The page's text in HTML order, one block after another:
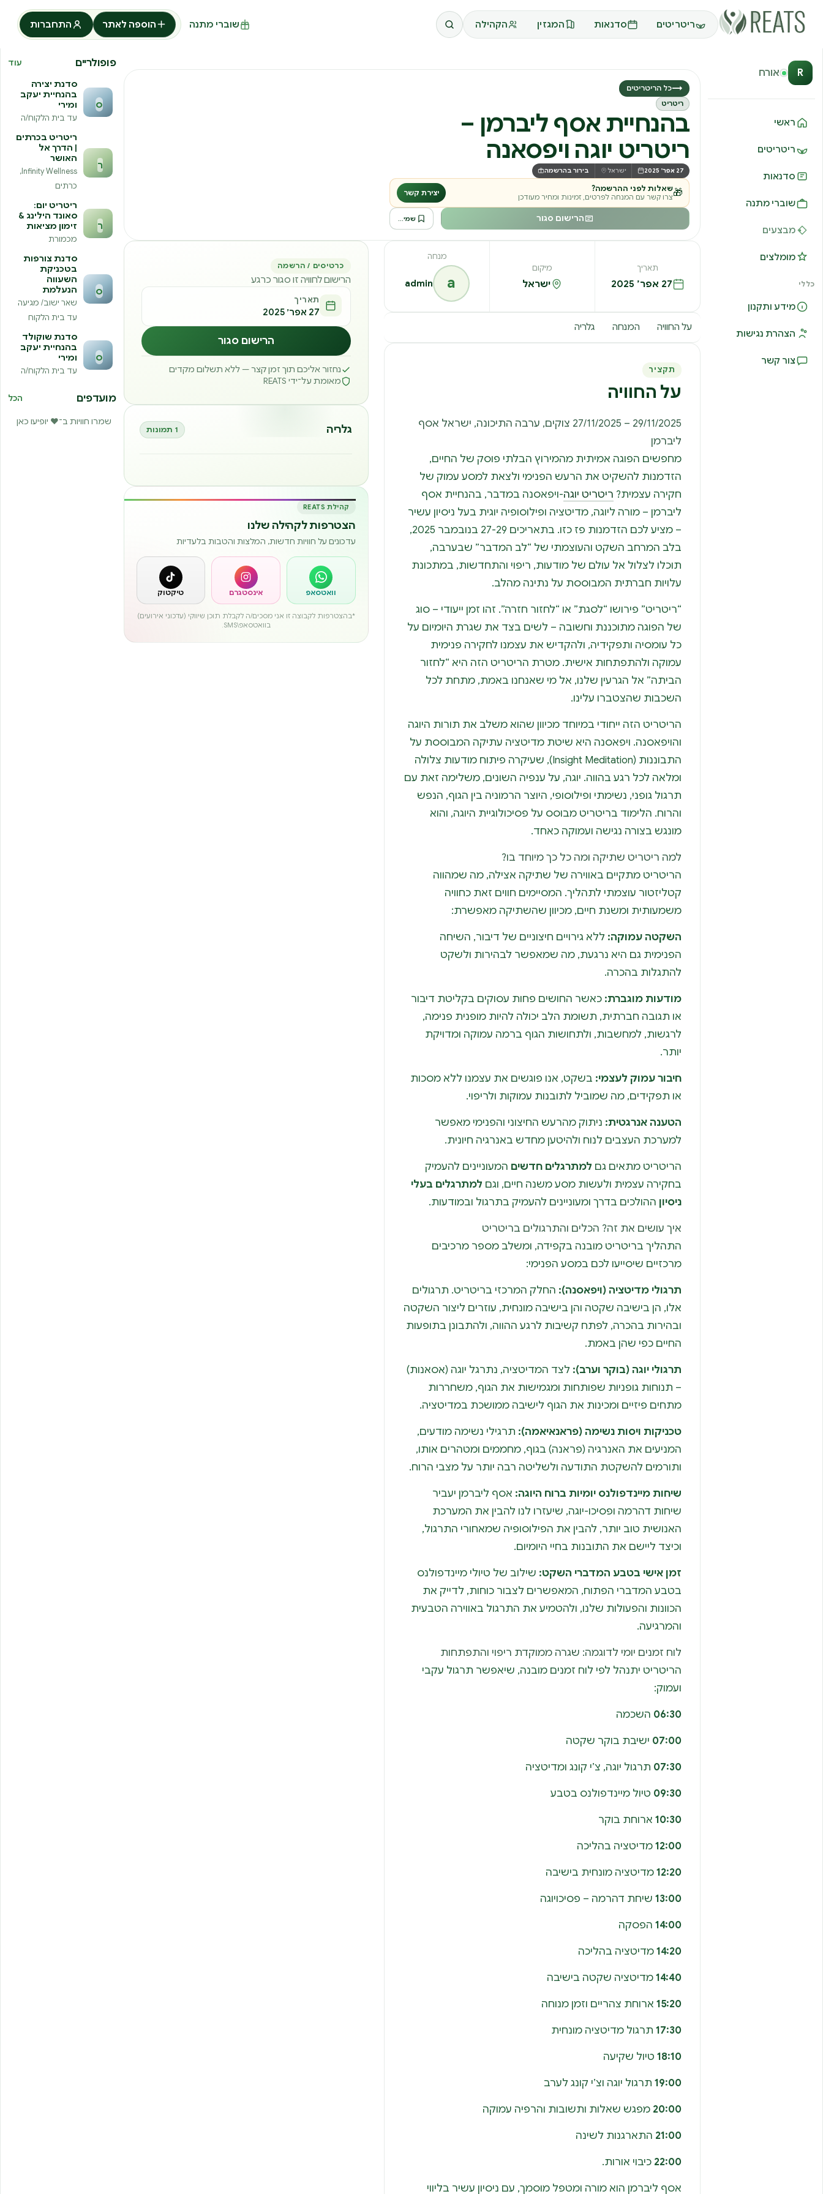
ריטריטים סדנאות המגזין הקהילה שוברי מתנה הוספה לאתר התחברות
R אורח
ראשי
ריטריטים
סדנאות
שוברי מתנה
מבצעים
מומלצים
כללי
מידע ותקנון
הצהרת נגישות
צור קשר
→כל הריטריטים
ריטריט
בהנחיית אסף ליברמן –
ריטריט יוגה ויפסאנה
27 אפר׳ 2025 ישראל בירור בהרשמה
🎁שאלות לפני ההרשמה?
צרו קשר עם המנחה לפרטים, זמינות ומחיר מעודכן
יצירת קשר
הרישום סגור שמירה לרשימה
תאריך
27 אפר׳ 2025
מיקום
ישראל
מנחה
a
admin
על החוויה המנחה גלריה
תקציר
על החוויה
29/11/2025 – 27/11/2025 צוקים, ערבה התיכונה, ישראל אסף
ליברמן
מחפשים הפוגה אמיתית מהמירוץ הבלתי פוסק של החיים,
הזדמנות להשקיט את הרעש הפנימי ולצאת למסע עמוק של
חקירה עצמית? ריטריט יוגה-ויפאסנה במדבר, בהנחיית אסף
ליברמן – מורה ליוגה, מדיטציה ופילוסופיה יוגית בעל ניסיון עשיר
– מציע לכם הזדמנות פז כזו. בתאריכים 27-29 בנובמבר 2025,
בלב המרחב השקט והעוצמתי של “לב המדבר” שבערבה,
תוכלו לצלול אל עולם של מודעות, ריפוי והתחדשות, במתכונת
עלויות חברתית המבוססת על נתינה מהלב.
“ריטריט” פירושו “לסגת” או “לחזור חזרה”. זהו זמן ייעודי – סוג
של הפוגה מתוכננת וחשובה – לשים בצד את שגרת היומיום על
כל עומסיה ותפקידיה, ולהקדיש את עצמנו לחקירה פנימית
עמוקה ולהתפתחות אישית. מטרת הריטריט הזה היא “לחזור
הביתה” אל הגרעין שלנו, אל מי שאנחנו באמת, מתחת לכל
השכבות שהצטברו עלינו.
הריטריט הזה ייחודי במיוחד מכיוון שהוא משלב את תורות היוגה
והויפאסנה. ויפאסנה היא שיטת מדיטציה עתיקה המבוססת על
התבוננות (Insight Meditation), שעיקרה פיתוח מודעות צלולה
ומלאה לכל רגע בהווה. יוגה, על ענפיה השונים, משלימה זאת עם
תרגול גופני, נשימתי ופילוסופי, היוצר הרמוניה בין הגוף, הנפש
והרוח. הלימוד בריטריט מבוסס על פסיכולוגיית היוגה, והוא
מונגש בצורה נגישה ועמוקה כאחד.
למה ריטריט שתיקה ומה כל כך מיוחד בו?
הריטריט מתקיים באווירה של שתיקה אצילה, מה שמהווה
קטליזטור עוצמתי לתהליך. המסיימים חווים זאת כחוויה
משמעותית ומשנת חיים, מכיוון שהשתיקה מאפשרת:
השקטה עמוקה: ללא גירויים חיצוניים של דיבור, השיחה
הפנימית גם היא נרגעת, מה שמאפשר לבהירות ולשקט
להתגלות בהכרה.
מודעות מוגברת: כאשר החושים פחות עסוקים בקליטת דיבור
או תגובה חברתית, תשומת הלב יכולה להיות מופנית פנימה,
לרגשות, למחשבות, ולתחושות הגוף ברמה עמוקה ומדויקת
יותר.
חיבור עמוק לעצמי: בשקט, אנו פוגשים את עצמנו ללא מסכות
או תפקידים, מה שמוביל לתובנות עמוקות ולריפוי.
הטענה אנרגטית: ניתוק מהרעש החיצוני והפנימי מאפשר
למערכת העצבים לנוח ולהיטען מחדש באנרגיה חיונית.
הריטריט מתאים גם למתרגלים חדשים המעוניינים להעמיק
בחקירה עצמית ולעשות מסע משנה חיים, וגם למתרגלים בעלי
ניסיון ההולכים בדרך ומעוניינים להעמיק בתרגול ובמודעות.
איך עושים את זה? הכלים והתרגולים בריטריט
התהליך בריטריט מובנה בקפידה, ומשלב מספר מרכיבים
מרכזיים שיסייעו לכם במסע הפנימי:
תרגולי מדיטציה (ויפאסנה): החלק המרכזי בריטריט. תרגולים
אלו, הן בישיבה שקטה והן בישיבה מונחית, עוזרים ליצור השקטה
ובהירות בהכרה, לפתח קשיבות לרגע ההווה, ולהתבונן בתופעות
החיים כפי שהן באמת.
תרגולי יוגה (בוקר וערב): לצד המדיטציה, נתרגל יוגה (אסאנות)
– תנוחות גופניות שפותחות ומגמישות את הגוף, משחררות
מתחים פיזיים ומכינות את הגוף לישיבה ממושכת במדיטציה.
טכניקות ויסות נשימה (פראנאיאמה): תרגילי נשימה מודעים,
המניעים את האנרגיה (פראנה) בגוף, מחממים ומטהרים אותו,
ותורמים להשקטת התודעה ולשליטה רבה יותר על מצבי הרוח.
שיחות מיינדפולנס יומיות ברוח היוגה: אסף ליברמן יעביר
שיחות דהרמה ופסיכו-יוגה, שיעזרו לנו להבין את המערכת
האנושית טוב יותר, להבין את הפילוסופיה שמאחורי התרגול,
וכיצד ליישם את התובנות בחיי היומיום.
זמן אישי בטבע המדברי השקט: שילוב של טיולי מיינדפולנס
בטבע המדברי הפתוח, המאפשרים לצבור כוחות, לדייק את
הכוונות והפעולות שלנו, ולהטמיע את התרגול באווירה הטבעית
והמרגיעה.
לוח זמנים יומי לדוגמה: שגרה ממוקדת ריפוי והתפתחות
הריטריט יתנהל לפי לוח זמנים מובנה, שיאפשר תרגול עקבי
ועמוק:
06:30 השכמה
07:00 ישיבת בוקר שקטה
07:30 תרגול יוגה, צ’י קונג ומדיטציה
09:30 טיול מיינדפולנס בטבע
10:30 ארוחת בוקר
12:00מדיטציה בהליכה
12:20מדיטציה מונחית בישיבה
13:00 שיחת דהרמה – פסיכויוגה
14:00 הפסקה
14:20מדיטציה בהליכה
14:40מדיטציה שקטה בישיבה
15:20 ארוחת צהריים וזמן מנוחה
17:30 תרגול מדיטציה מונחית
18:10 טיול שקיעה
19:00 תרגול יוגה וצ’י קונג לערב
20:00 מפגש שאלות ותשובות והרפיה עמוקה
21:00 התארגנות לשינה
22:00 כיבוי אורות.
אסף ליברמן הוא מורה ומטפל מוסמך, עם ניסיון עשיר בליווי
כרטיסים / הרשמה
הרישום לחוויה זו סגור כרגע
תאריך
27 אפר׳ 2025
הרישום סגור
נחזור אליכם תוך זמן קצר — ללא תשלום מקדים
מאומת על־ידי REATS
גלריה 1 תמונות
קהילת REATS
הצטרפות לקהילה שלנו
עדכונים על חוויות חדשות, המלצות והטבות בלעדיות
וואטסאפ אינסטגרם טיקטוק
*בהצטרפות לקבוצה זו אני מסכים/ה לקבלת תוכן שיווקי (עדכוני אירועים)
בוואטסאפ\SMS.
פופולריים עוד
ס
סדנת יצירה
בהנחיית יעקב
ומירי
עד בית הלקוח/ה
ר
ריטריט בכרתים
| הדרך אל
האושר
Infinity Wellness,
כרתים
ר
ריטריט יום:
סאונד הילינג &
זימון מציאות
מכמורת
ס
סדנת צורפות
בטכניקת
השעווה
הנעלמת
שאר ישוב/ מגיעה
עד בית הלקוח
ס
סדנת שוקולד
בהנחיית יעקב
ומירי
עד בית הלקוח/ה
מועדפים הכל
שמרו חוויות ב־❤️ יופיעו כאן